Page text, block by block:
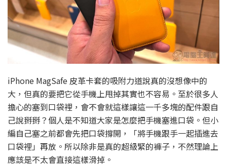
iPhone MagSafe 皮革卡套的吸附力道說真的沒想像中的
大，但真的要把它從手機上甩掉其實也不容易。至於很多人
擔心的塞到口袋裡，會不會就這樣讓這一千多塊的配件跟自
己說掰掰？個人是不知道大家是怎麼把手機塞進口袋。但小
編自己塞之前都會先把口袋撐開，「將手機跟手一起插進去
口袋裡」再放。所以除非是真的超級緊的褲子，不然理論上
應該是不太會直接這樣滑掉。